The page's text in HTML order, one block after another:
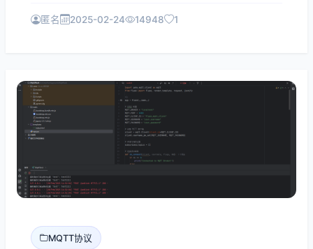
匿名 2025-02-24 14948 1
MQTT协议